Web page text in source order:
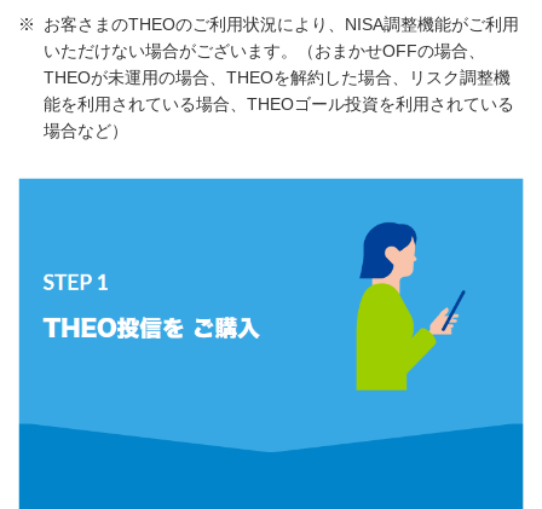
※
お客さまのTHEOのご利用状況により、NISA調整機能がご利用
いただけない場合がございます。（おまかせOFFの場合、
THEOが未運用の場合、THEOを解約した場合、リスク調整機
能を利用されている場合、THEOゴール投資を利用されている
場合など）